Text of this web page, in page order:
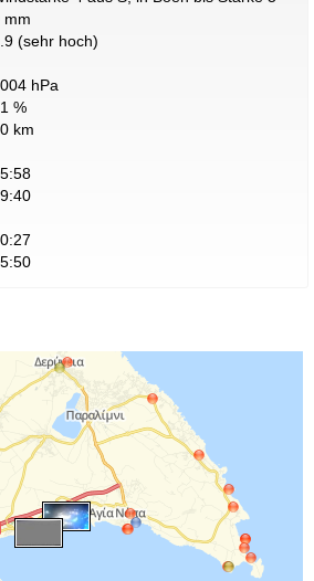
mm
(sehr hoch)
hPa
%
km